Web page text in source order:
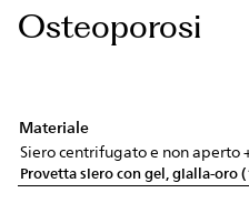
Osteoporosi
Materiale
Siero centrifugato e non aperto
Provetta siero con gel, gialla-oro